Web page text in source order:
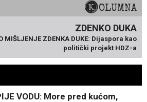
KOLUMNA
ZDENKO DUKA
MIŠLJENJE ZDENKA DUKE: Dijaspora kao
politički projekt HDZ-a
VODU: More pred kućom,